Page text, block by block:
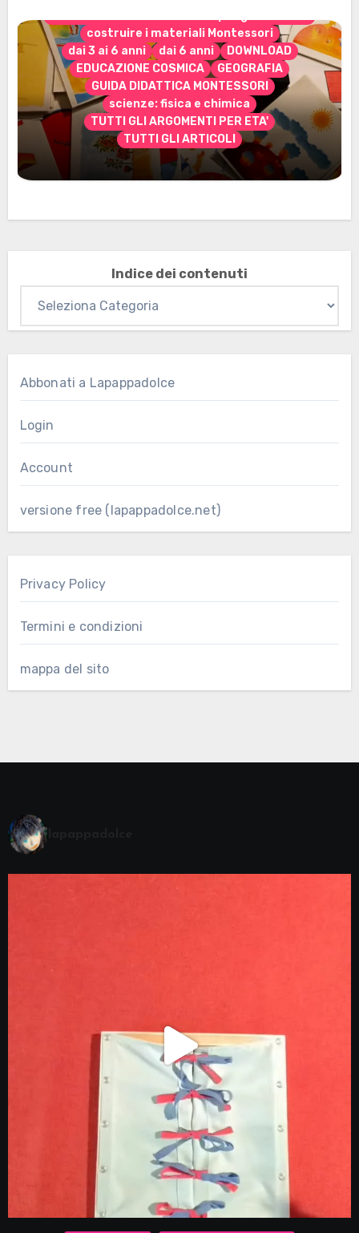
costruire i materiali Montessori
dai 3 ai 6 anni
dai 6 anni
DOWNLOAD
EDUCAZIONE COSMICA
GEOGRAFIA
GUIDA DIDATTICA MONTESSORI
scienze: fisica e chimica
TUTTI GLI ARGOMENTI PER ETA'
TUTTI GLI ARTICOLI
Marzo 2026: nuovi materiali stampabili
per gli abbonati
Indice dei contenuti
Abbonati a Lapappadolce
Login
Account
versione free (lapappadolce.net)
Privacy Policy
Termini e condizioni
mappa del sito